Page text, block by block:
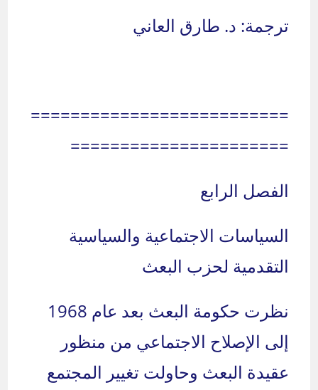
ترجمة: د. طارق العاني
==========================
======================
الفصل الرابع
السياسات الاجتماعية والسياسية
التقدمية لحزب البعث
نظرت حكومة البعث بعد عام 1968
إلى الإصلاح الاجتماعي من منظور
عقيدة البعث وحاولت تغيير المجتمع